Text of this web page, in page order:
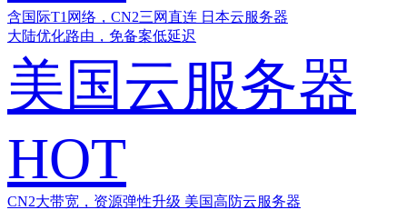
含国际T1网络，CN2三网直连 日本云服务器
大陆优化路由，免备案低延迟
美国云服务器
HOT
CN2大带宽，资源弹性升级 美国高防云服务器